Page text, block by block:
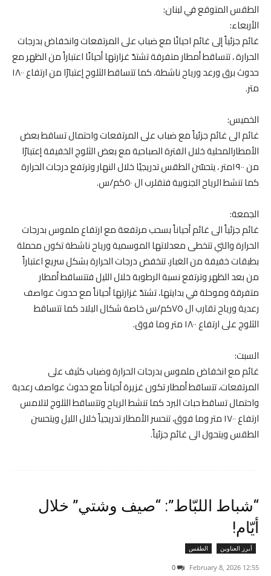
الطقس المتوقع في لبنان:
الأربعاء:
غائم جزئياً إلى غائم احيانًا مع ضباب على المرتفعات وانخفاض بدرجات
الحرارة ، تتساقط أمطار متفرقة تشتدّ غزارتها أحيانًا اعتباراً من الظهر مع
حدوث برق ورعد ورياح ناشطة، كما تتساقط الثلوج إعتبارًا من ارتفاع ١٨٠٠
متر.
الخميس:
غائم الى غائم جزئياً مع ضباب على المرتفعات واحتمال تساقط بعض
الأمطارالمحلية خلال الفترة الصباحية مع بعض الثلوج الخفيفة إعتبارًا
من ١٩٠٠متر ، يتحسّن الطقس تدريجيًا خلال النهار وترتفع درجات الحرارة
كما تنشط الرياح الجنوبية فتقلرب ال ٥٠كم/س.
الجمعة:
غائم جزئياً الى غائم أحياناً بسحب مرتفعة مع ارتفاع ملموس بدرجات
الحرارة والتي تتخطى معدلاتها الموسمية ورياح ناشطة تكون محملة
بطبقات خفيفة من الغبار، تنخفض درجات الحرارة بشكل سريع اعتباراً
من بعد الظهر وترتفع نسبة الرطوبة خلال الليل فتتساقط أمطار
متفرقة وموحلة في بدايتها، تشتدّ غزارتها أحياناً مع حدوث عواصف
رعدية ورياح تقارب ال ٧٥كم/س خاصة شكال البلاد كما تتساقط
الثلوج على ارتفاع ١٨٠٠ متر وما فوق.
السبت:
غائم مع انخفاض ملموس بدرجات الحرارة وضباب كثيف على
المرتفعات، تتساقط أمطار تكون غزيرة أحياناً مع حدوث عواصف رعدية
واحتمال تساقط حبات البرد كما تنشط الرياح وتتساقط الثلوج لتلامس
ارتفاع ١٧٠٠ متر وما فوق، تنحسر الأمطار تدريجياً خلال الليل ويتحسن
الطقس ويتحول الى غائم جزئياً.
“شباط اللبّاط”: “صيف وشتي” خلال
أيّام!
أبرز العناوين الطقس
12:55 2026 ,February 8